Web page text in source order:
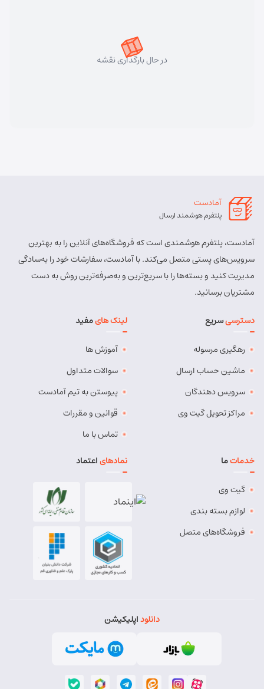
در حال بارگذاری نقشه
آمادست
پلتفرم هوشمند ارسال
آمادست، پلتفرم هوشمندی است که فروشگاه‌های آنلاین را به بهترین
سرویس‌های پستی متصل می‌کند. با آمادست، سفارشات خود را به‌سادگی
مدیریت کنید و بسته‌ها را با سریع‌ترین و به‌صرفه‌ترین روش به دست
مشتریان برسانید.
دسترسیسریع
رهگیری مرسوله
ماشین حساب ارسال
سرویس دهندگان
مراکز تحویل گیت وی
لینک هایمفید
آموزش ها
سوالات متداول
پیوستن به تیم آمادست
قوانین و مقررات
تماس با ما
خدماتما
گیت وی
لوازم بسته بندی
فروشگاه‌های متصل
نمادهایاعتماد
دانلوداپلیکیشن